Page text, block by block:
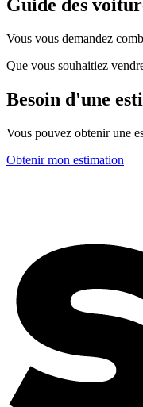
Guide des
Vous vous demandez
Que vous souhaitiez
Besoin d'une
Vous pouvez obtenir une
Obtenir mon estimation